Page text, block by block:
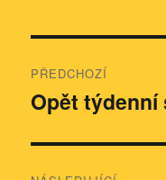
pro
PŘEDCHOZÍ
Předchozí
Opět